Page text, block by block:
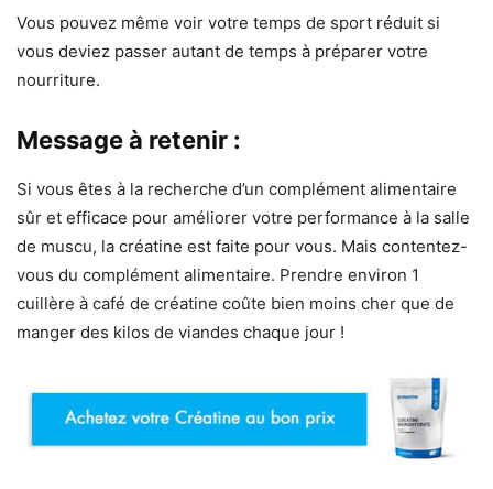
Vous pouvez même voir votre temps de sport réduit si
vous deviez passer autant de temps à préparer votre
nourriture.
Message à retenir :
Si vous êtes à la recherche d’un complément alimentaire
sûr et efficace pour améliorer votre performance à la salle
de muscu, la créatine est faite pour vous. Mais contentez-
vous du complément alimentaire. Prendre environ 1
cuillère à café de créatine coûte bien moins cher que de
manger des kilos de viandes chaque jour !